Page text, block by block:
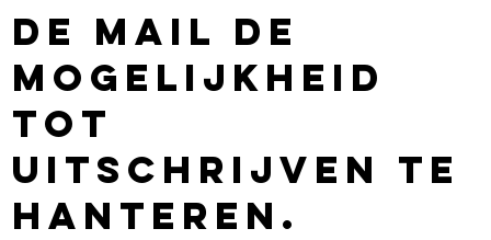
de mail de
mogelijkheid
tot
uitschrijven te
hanteren.